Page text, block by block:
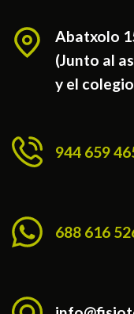
Abatxolo
(Junto al
y el
944 659
688 616